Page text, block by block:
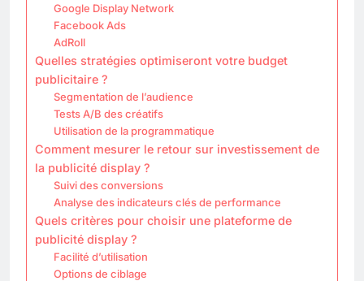
Google Display Network
Facebook Ads
AdRoll
Quelles stratégies optimiseront votre budget
publicitaire ?
Segmentation de l’audience
Tests A/B des créatifs
Utilisation de la programmatique
Comment mesurer le retour sur investissement de
la publicité display ?
Suivi des conversions
Analyse des indicateurs clés de performance
Quels critères pour choisir une plateforme de
publicité display ?
Facilité d’utilisation
Options de ciblage